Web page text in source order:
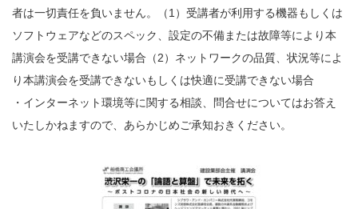
者は一切責任を負いません。（1）受講者が利用する機器もしくは
ソフトウェアなどのスペック、設定の不備または故障等により本
講演会を受講できない場合（2）ネットワークの品質、状況等によ
り本講演会を受講できないもしくは快適に受講できない場合
・インターネット環境等に関する相談、問合せについてはお答え
いたしかねますので、あらかじめご承知おきください。